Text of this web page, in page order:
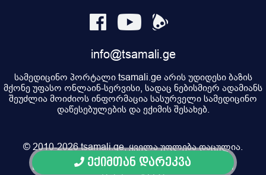
ექიმთან დარეკვა
info@tsamali.ge
სამედიცინო პორტალი tsamali.ge არის უდიდესი ბაზის
მქონე უფასო ონლაინ-სერვისი, სადაც ნებისმიერ ადამიანს
შეუძლია მოიძიოს ინფორმაცია სასურველი სამედიცინო
დაწესებულების და ექიმის შესახებ.
© 2010-2026 tsamali.ge, ყველა უფლება დაცულია.
Developed by Pulsar Digital, Property of "Digital